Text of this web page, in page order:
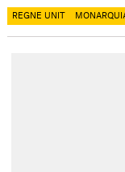
REGNE UNIT